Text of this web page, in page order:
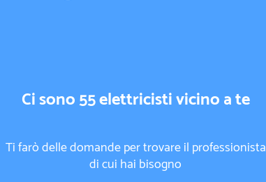
Ci sono 55 elettricisti vicino a te
Ti farò delle domande per trovare il professionista
di cui hai bisogno